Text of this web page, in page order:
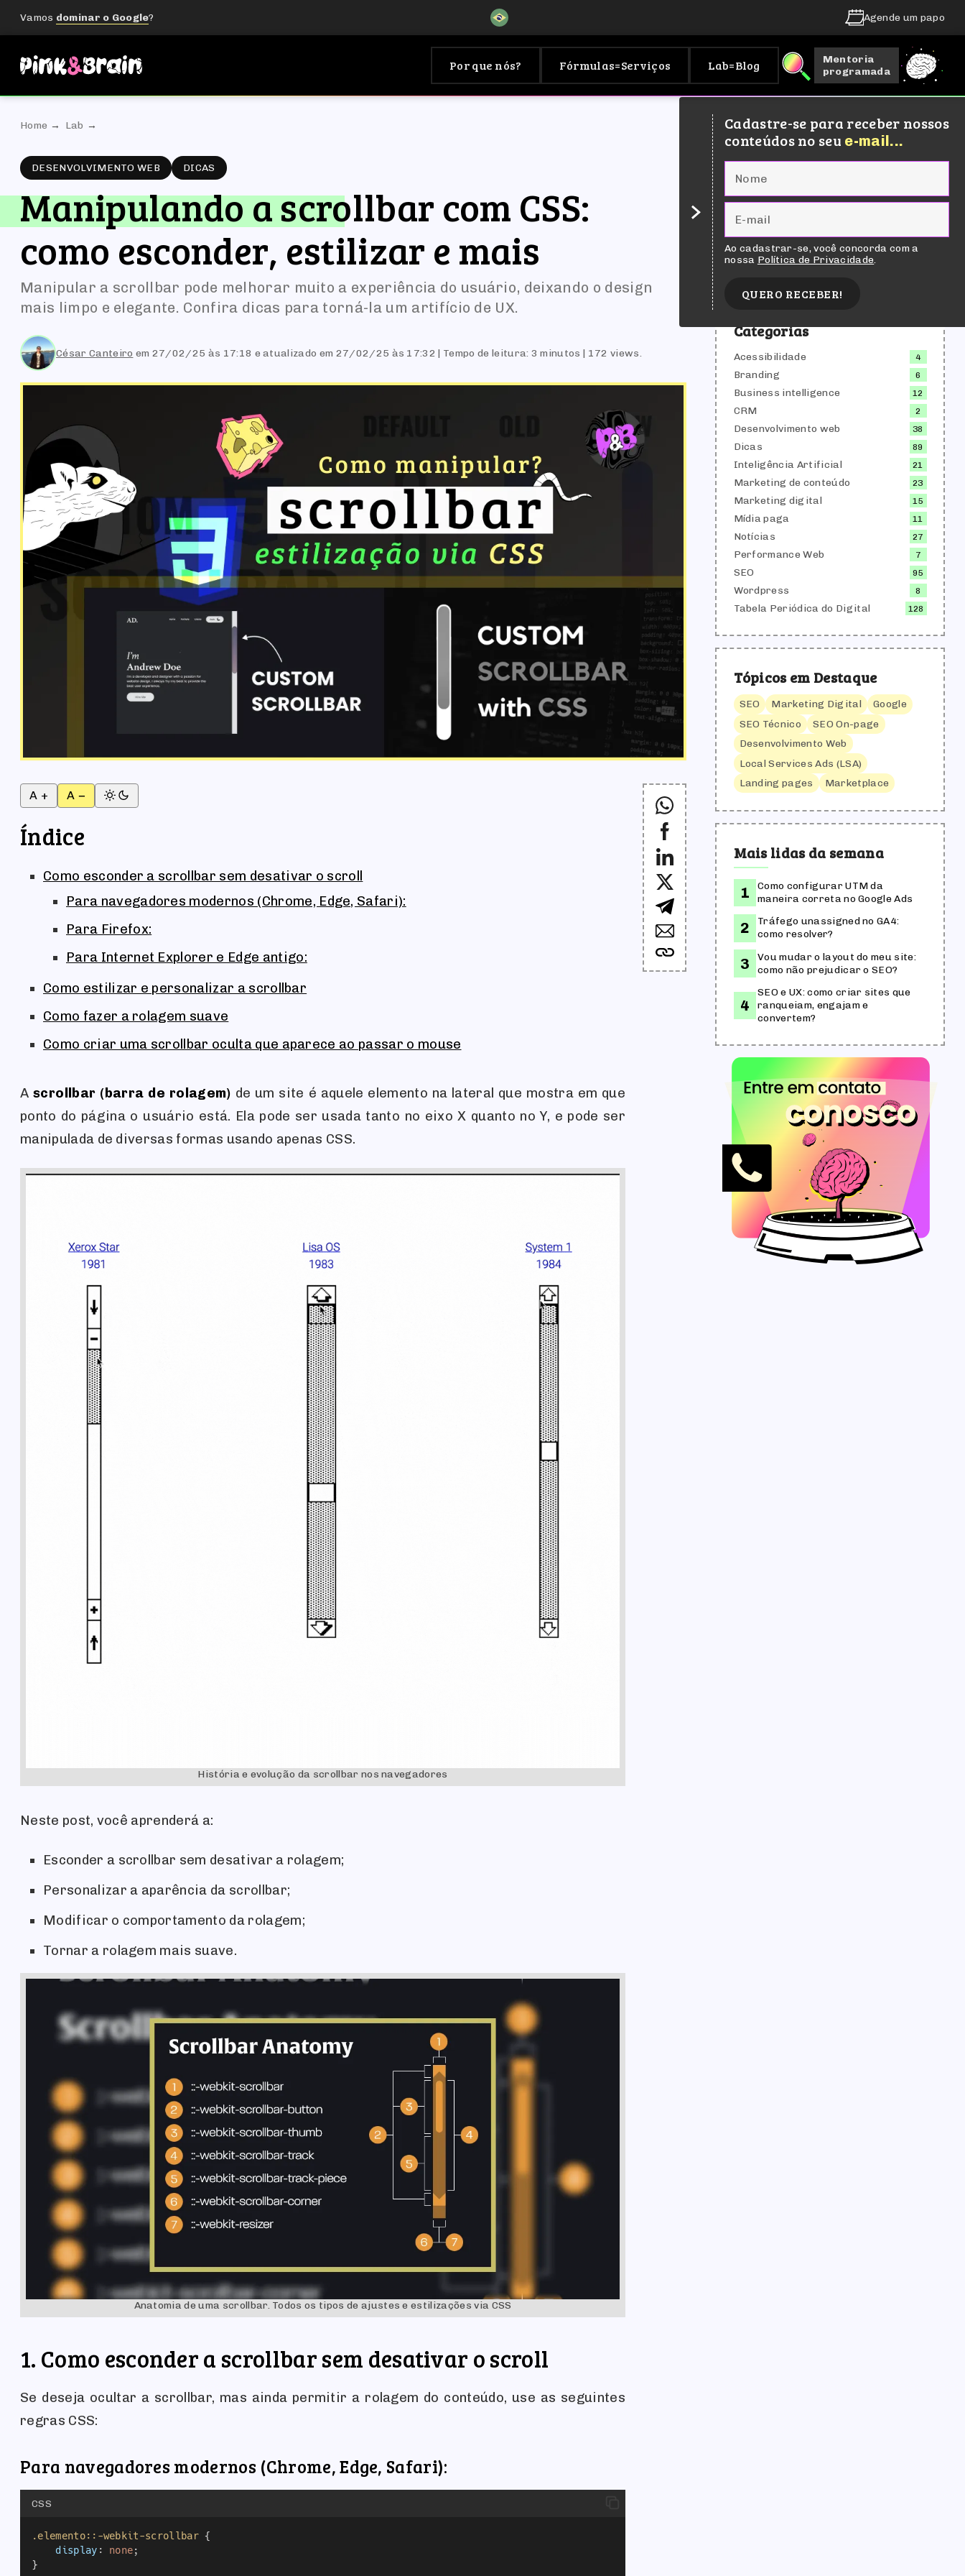
Vamos dominar o Google? Agende um papo
Por que nós? Fórmulas=Serviços Lab=Blog
Mentoria
programada
Home Lab
Cadastre-se para receber nossos
conteúdos no seu e-mail...
Ao cadastrar-se, você concorda com a
nossa Política de Privacidade.
QUERO RECEBER!
DESENVOLVIMENTO WEB DICAS
Manipulando a scrollbar com CSS:
como esconder, estilizar e mais
Manipular a scrollbar pode melhorar muito a experiência do usuário, deixando o design
mais limpo e elegante. Confira dicas para torná-la um artifício de UX.
César Canteiro em 27/02/25 às 17:18 e atualizado em 27/02/25 às 17:32 Tempo de leitura: 3 minutos 172 views.
A + A −
Índice
Como esconder a scrollbar sem desativar o scroll
Para navegadores modernos (Chrome, Edge, Safari):
Para Firefox:
Para Internet Explorer e Edge antigo:
Como estilizar e personalizar a scrollbar
Como fazer a rolagem suave
Como criar uma scrollbar oculta que aparece ao passar o mouse
Ascrollbar (barra de rolagem) de um site é aquele elemento na lateral que mostra em que
ponto do página o usuário está. Ela pode ser usada tanto no eixo X quanto no Y, e pode ser
manipulada de diversas formas usando apenas CSS.
História e evolução da scrollbar nos navegadores
Neste post, você aprenderá a:
Esconder a scrollbar sem desativar a rolagem;
Personalizar a aparência da scrollbar;
Modificar o comportamento da rolagem;
Tornar a rolagem mais suave.
Anatomia de uma scrollbar. Todos os tipos de ajustes e estilizações via CSS
1. Como esconder a scrollbar sem desativar o scroll
Se deseja ocultar a scrollbar, mas ainda permitir a rolagem do conteúdo, use as seguintes
regras CSS:
Para navegadores modernos (Chrome, Edge, Safari):
CSS
.elemento::-webkit-scrollbar {
display : none;
}
Categorias
Acessibilidade 4
Branding 6
Business intelligence 12
CRM 2
Desenvolvimento web 38
Dicas 89
Inteligência Artificial 21
Marketing de conteúdo 23
Marketing digital 15
Mídia paga 11
Notícias 27
Performance Web 7
SEO 95
Wordpress 8
Tabela Periódica do Digital 128
Tópicos em Destaque
SEO Marketing Digital
Google
SEO Técnico
SEO On-page
Desenvolvimento Web
Local Services Ads (LSA)
Landing pages
Marketplace
Mais lidas da semana
Como configurar UTM da
maneira correta no Google Ads
Tráfego unassigned no GA4:
como resolver?
Vou mudar o layout do meu site:
como não prejudicar o SEO?
SEO e UX: como criar sites que
ranqueiam, engajam e
convertem?